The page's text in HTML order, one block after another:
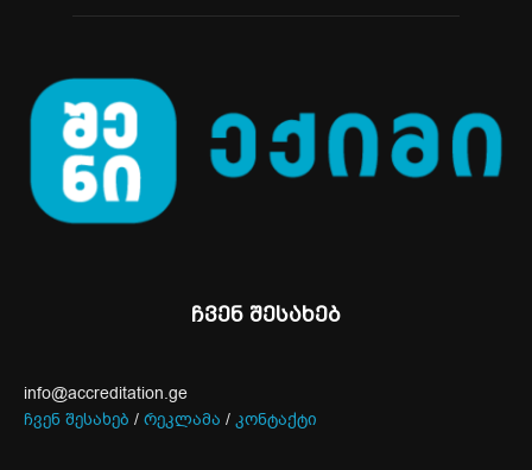
ჩვენ შესახებ
info@accreditation.ge
ჩვენ შესახებ / რეკლამა / კონტაქტი